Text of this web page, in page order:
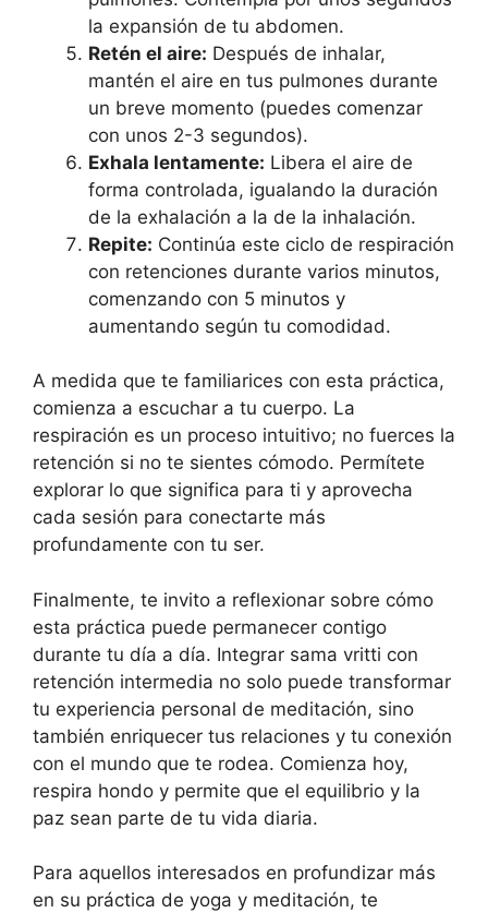
la expansión de tu abdomen.
Retén el aire: Después de inhalar,
mantén el aire en tus pulmones durante
un breve momento (puedes comenzar
con unos 2-3 segundos).
Exhala lentamente: Libera el aire de
forma controlada, igualando la duración
de la exhalación a la de la inhalación.
Repite: Continúa este ciclo de respiración
con retenciones durante varios minutos,
comenzando con 5 minutos y
aumentando según tu comodidad.
A medida que te familiarices con esta práctica,
comienza a escuchar a tu cuerpo. La
respiración es un proceso intuitivo; no fuerces la
retención si no te sientes cómodo. Permítete
explorar lo que significa para ti y aprovecha
cada sesión para conectarte más
profundamente con tu ser.
Finalmente, te invito a reflexionar sobre cómo
esta práctica puede permanecer contigo
durante tu día a día. Integrar sama vritti con
retención intermedia no solo puede transformar
tu experiencia personal de meditación, sino
también enriquecer tus relaciones y tu conexión
con el mundo que te rodea. Comienza hoy,
respira hondo y permite que el equilibrio y la
paz sean parte de tu vida diaria.
Para aquellos interesados en profundizar más
en su práctica de yoga y meditación, te